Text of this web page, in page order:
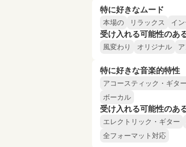
特に好きなムード
本場の リラックス イ
受け入れる可能性のあ
風変わり オリジナル
特に好きな音楽的特性
アコースティック・ギター
ボーカル
受け入れる可能性のあ
エレクトリック・ギター
全フォーマット対応